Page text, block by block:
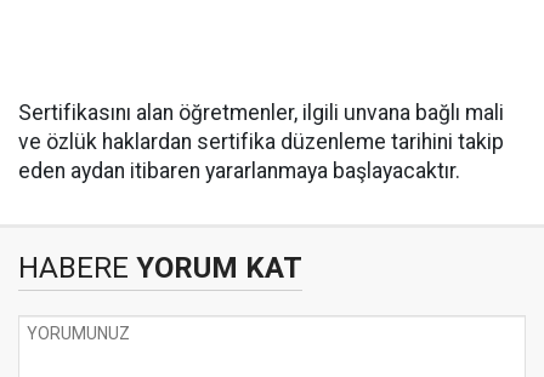
Sertifikasını alan öğretmenler, ilgili unvana bağlı mali
ve özlük haklardan sertifika düzenleme tarihini takip
eden aydan itibaren yararlanmaya başlayacaktır.
HABERE YORUM KAT